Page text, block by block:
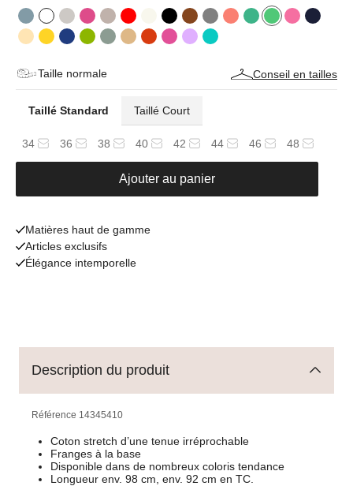
Taille normale Conseil en tailles
Taillé Standard Taillé Court
34 36 38 40 42 44 46 48
Ajouter au panier
Matières haut de gamme
Articles exclusifs
Élégance intemporelle
Description du produit
Référence 14345410
Coton stretch d’une tenue irréprochable
Franges à la base
Disponible dans de nombreux coloris tendance
Longueur env. 98 cm, env. 92 cm en TC.